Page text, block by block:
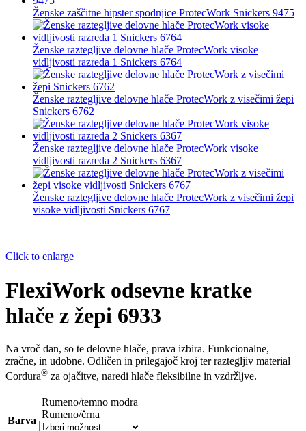
Ženske zaščitne hipster spodnjice ProtecWork Snickers 9475
Ženske raztegljive delovne hlače ProtecWork visoke
vidljivosti razreda 1 Snickers 6764
Ženske raztegljive delovne hlače ProtecWork z visečimi žepi
Snickers 6762
Ženske raztegljive delovne hlače ProtecWork visoke
vidljivosti razreda 2 Snickers 6367
Ženske raztegljive delovne hlače ProtecWork z visečimi žepi
visoke vidljivosti Snickers 6767
Click to enlarge
FlexiWork odsevne kratke
hlače z žepi 6933
Na vroč dan, so te delovne hlače, prava izbira. Funkcionalne,
zračne, in udobne. Odličen in prilegajoč kroj ter raztegljiv material
Cordura® za ojačitve, naredi hlače fleksibilne in vzdržljve.
Barva
Rumeno/temno modra
Rumeno/črna